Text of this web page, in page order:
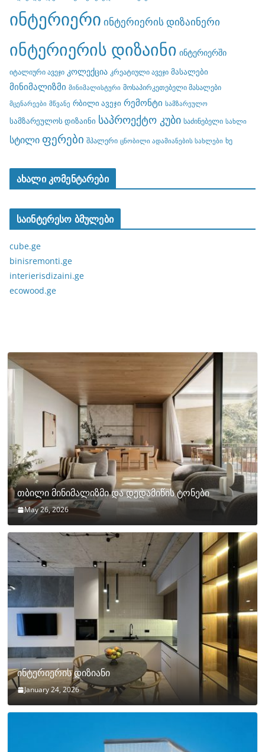
ინტერიერი ინტერიერის დიზაინერი
ინტერიერის დიზაინი ინტერიერში
იტალიური ავეჯი კოლექცია კრეატიული ავეჯი მასალები
მინიმალიზმი მინიმალისტური მოსაპირკეთებელი მასალები
მცენარეები მწვანე რბილი ავეჯი რემონტი სამზარეულო
სამზარეულოს დიზაინი საპროექტო კუბი საძინებელი სახლი
სტილი ფერები შპალერი ცნობილი ადამიანების სახლები ხე
ახალი კომენტარები
საინტერესო ბმულები
cube.ge
binisremonti.ge
interierisdizaini.ge
ecowood.ge
თბილი მინიმალიზმი და დედამიწის ტონები
May 26, 2026
ინტერიერის დიზიანი
January 24, 2026